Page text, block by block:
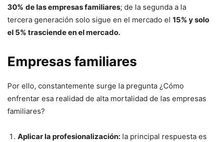
30% de las empresas familiares; de la segunda a la
tercera generación solo sigue en el mercado el 15% y solo
el 5% trasciende en el mercado.
Empresas familiares
Por ello, constantemente surge la pregunta ¿Cómo
enfrentar esa realidad de alta mortalidad de las empresas
familiares?
Aplicar la profesionalización: la principal respuesta es